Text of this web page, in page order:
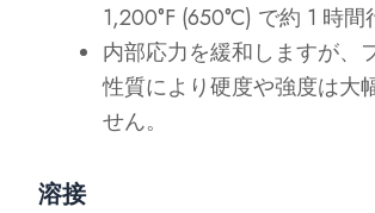
1,200°F (650°C) で約 1 時間
内部応力を緩和しますが、
性質により硬度や強度は大
せん。
溶接